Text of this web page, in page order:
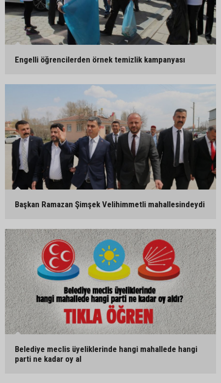
Engelli öğrencilerden örnek temizlik kampanyası
Başkan Ramazan Şimşek Velihimmetli mahallesindeydi
Belediye meclis üyeliklerinde hangi mahallede hangi
parti ne kadar oy al